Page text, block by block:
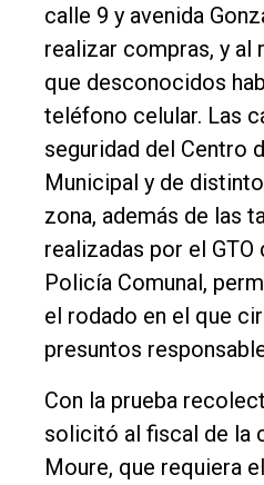
Nosotros
Contacto
calle 9 y avenida
realizar compras, y al
que desconocidos
teléfono celular. Las
seguridad del Centro
Municipal y de
zona, además de las
realizadas por el GTO
Policía Comunal,
el rodado en el que
presuntos
Con la prueba
solicitó al fiscal de la
Moure, que requiera